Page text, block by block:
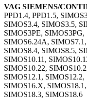
VAG SIEMENS/
PPD1.4, PPD1.5,
SIMOS3.4, SIMOS3.5,
SIMOS3PE,
SIMOS6.24A,
SIMOS8.4, SIMOS8.5,
SIMOS10.11,
SIMOS10.22,
SIMOS12.1,
SIMOS16.X,
SIMOS18.3, SIMOS18.6